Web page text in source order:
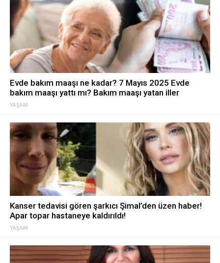
YAŞAM
Evde bakım maaşı ne kadar? 7 Mayıs 2025 Evde
bakım maaşı yattı mı? Bakım maaşı yatan iller
YAŞAM
Kanser tedavisi gören şarkıcı Şimal’den üzen haber!
Apar topar hastaneye kaldırıldı!